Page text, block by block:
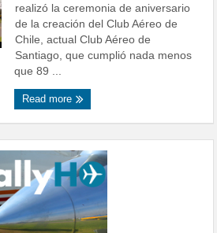
realizó la ceremonia de aniversario
de la creación del Club Aéreo de
Chile, actual Club Aéreo de
Santiago, que cumplió nada menos
que 89 ...
Read more